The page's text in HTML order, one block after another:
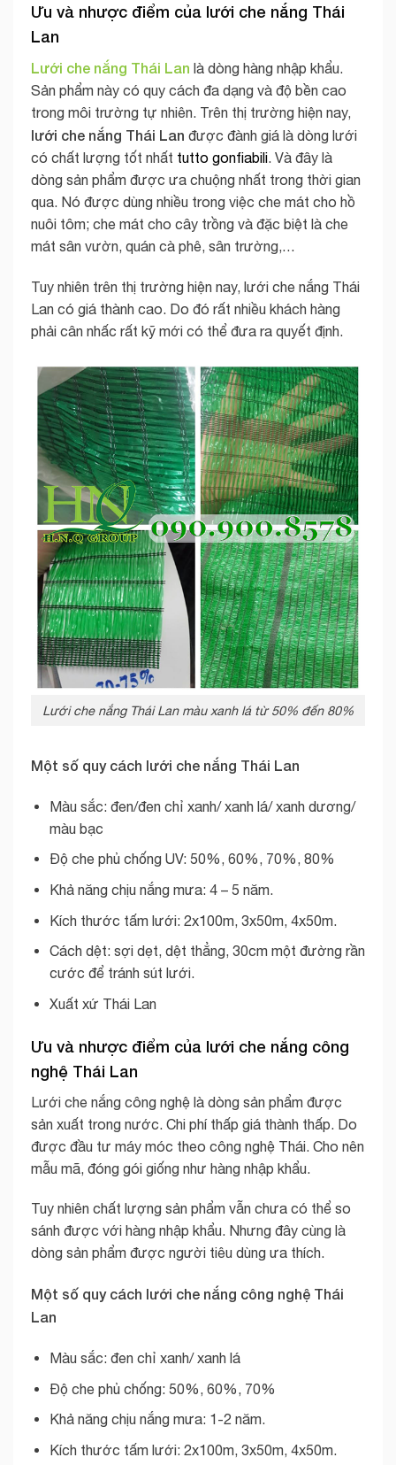
Ưu và nhược điểm của lưới che nắng Thái
Lan
Lưới che nắng Thái Lan là dòng hàng nhập khẩu.
Sản phẩm này có quy cách đa dạng và độ bền cao
trong môi trường tự nhiên. Trên thị trường hiện nay,
lưới che nắng Thái Lan được đành giá là dòng lưới
có chất lượng tốt nhất tutto gonfiabili. Và đây là
dòng sản phẩm được ưa chuộng nhất trong thời gian
qua. Nó được dùng nhiều trong việc che mát cho hồ
nuôi tôm; che mát cho cây trồng và đặc biệt là che
mát sân vườn, quán cà phê, sân trường,…
Tuy nhiên trên thị trường hiện nay, lưới che nắng Thái
Lan có giá thành cao. Do đó rất nhiều khách hàng
phải cân nhấc rất kỹ mới có thể đưa ra quyết định.
Lưới che nắng Thái Lan màu xanh lá từ 50% đến 80%
Một số quy cách lưới che nắng Thái Lan
Màu sắc: đen/đen chỉ xanh/ xanh lá/ xanh dương/
màu bạc
Độ che phủ chống UV: 50%, 60%, 70%, 80%
Khả năng chịu nắng mưa: 4 – 5 năm.
Kích thước tấm lưới: 2x100m, 3x50m, 4x50m.
Cách dệt: sợi dẹt, dệt thẳng, 30cm một đường rần
cước để tránh sút lưới.
Xuất xứ Thái Lan
Ưu và nhược điểm của lưới che nắng công
nghệ Thái Lan
Lưới che nắng công nghệ là dòng sản phẩm được
sản xuất trong nước. Chi phí thấp giá thành thấp. Do
được đầu tư máy móc theo công nghệ Thái. Cho nên
mẫu mã, đóng gói giống như hàng nhập khẩu.
Tuy nhiên chất lượng sản phẩm vẫn chưa có thể so
sánh được với hàng nhập khẩu. Nhưng đây cùng là
dòng sản phẩm được người tiêu dùng ưa thích.
Một số quy cách lưới che nắng công nghệ Thái
Lan
Màu sắc: đen chỉ xanh/ xanh lá
Độ che phủ chống: 50%, 60%, 70%
Khả năng chịu nắng mưa: 1-2 năm.
Kích thước tấm lưới: 2x100m, 3x50m, 4x50m.